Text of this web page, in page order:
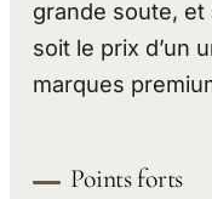
grande soute, et
soit le prix d’un
marques
Points forts